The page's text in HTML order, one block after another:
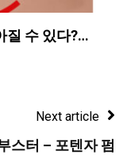
질 수 있다?…
Next article
스터 – 포텐자 펌